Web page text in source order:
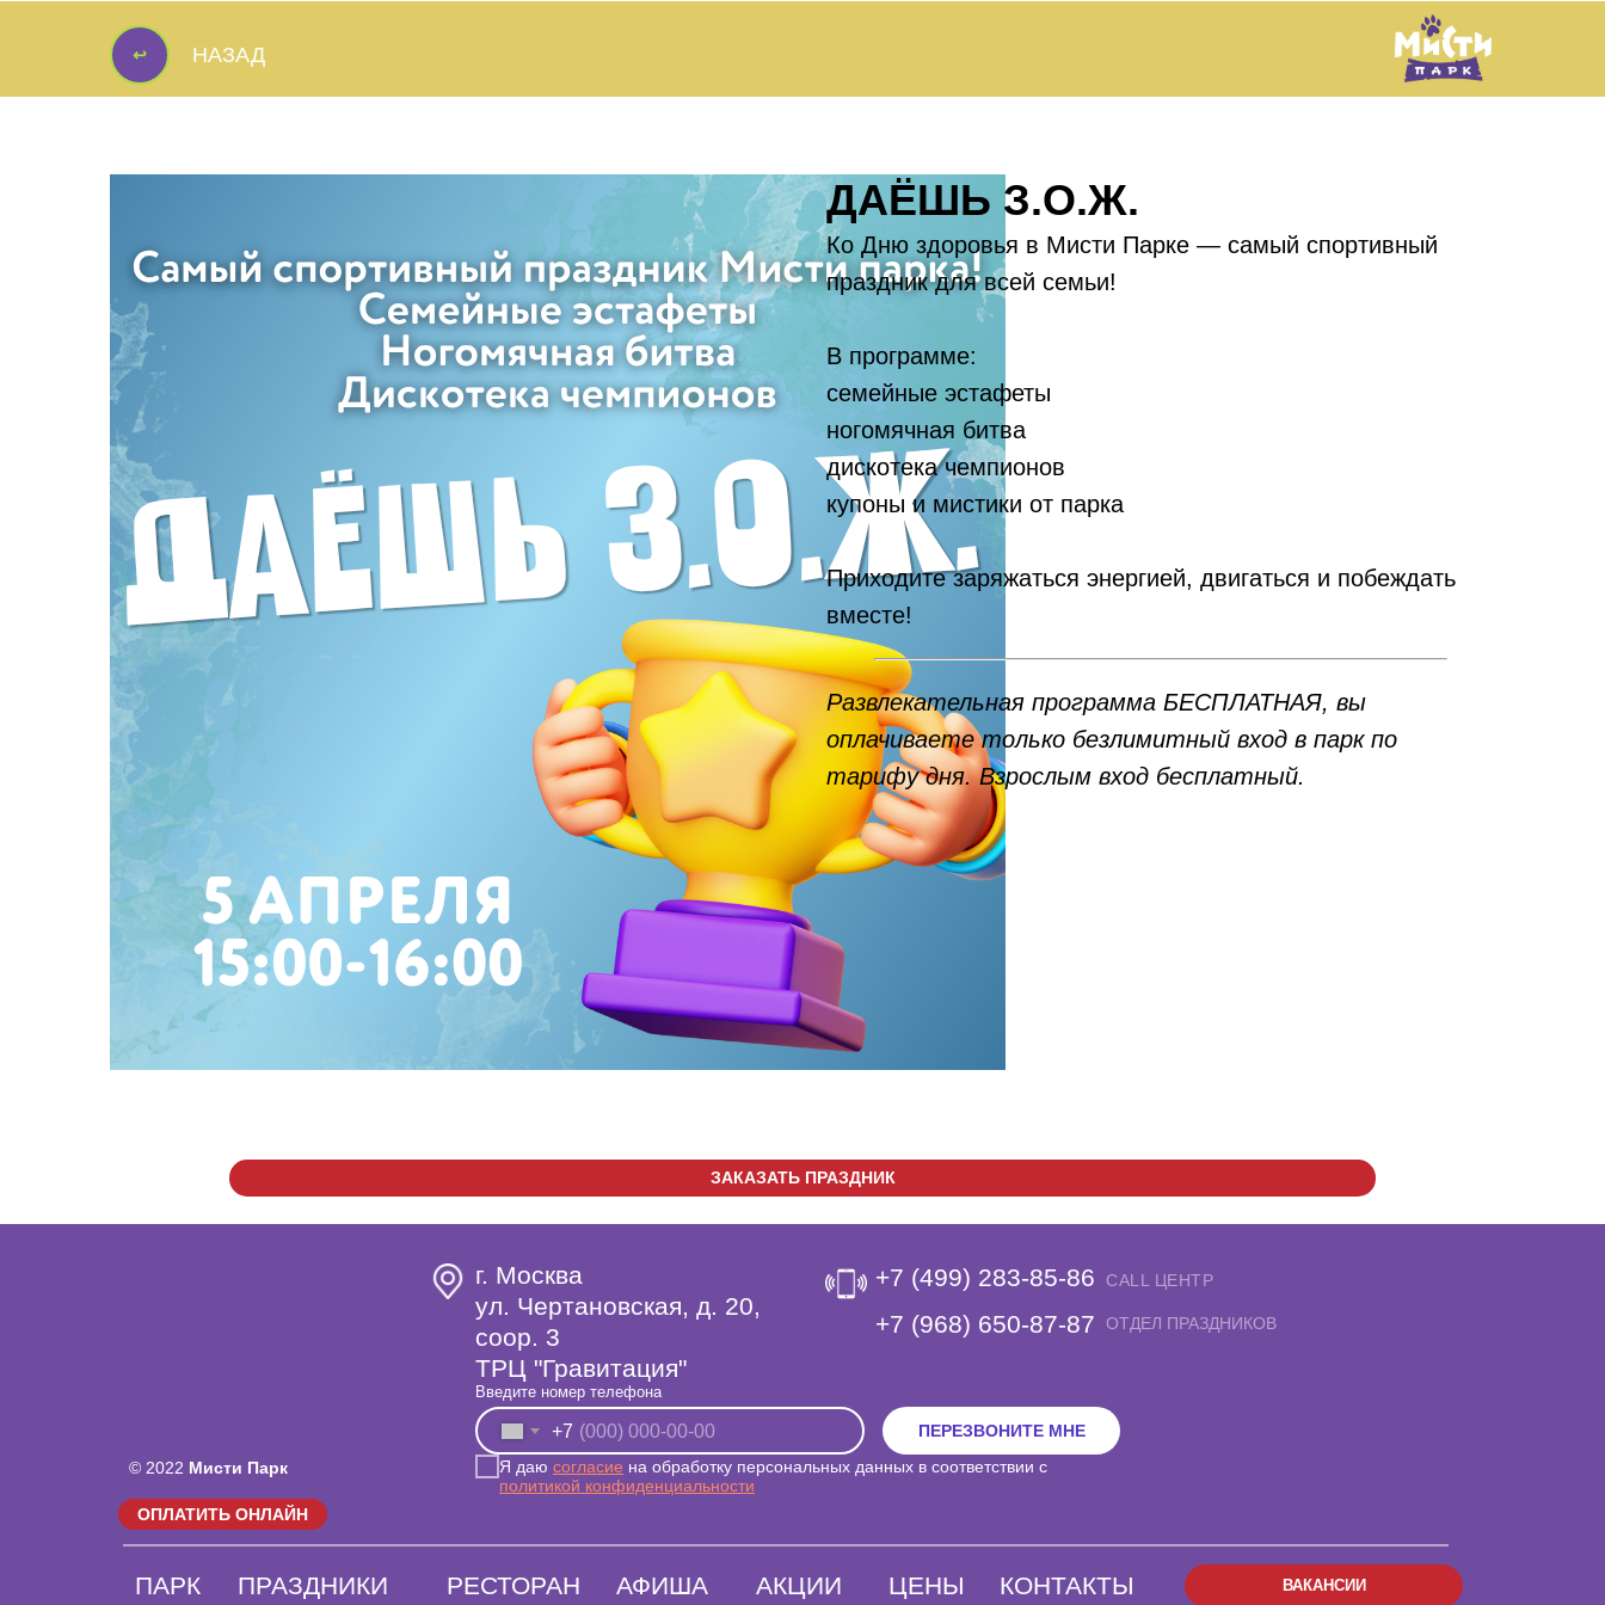
↩ НАЗАД
↩
ДАЁШЬ З.О.Ж.
Ко Дню здоровья в Мисти Парке — самый спортивный
праздник для всей семьи!
В программе:
семейные эстафеты
ногомячная битва
дискотека чемпионов
купоны и мистики от парка
Приходите заряжаться энергией, двигаться и побеждать
вместе!
Развлекательная программа БЕСПЛАТНАЯ, вы
оплачиваете только безлимитный вход в парк по
тарифу дня. Взрослым вход бесплатный.
ЗАКАЗАТЬ ПРАЗДНИК
Введите номер телефона
+7
Я даю согласие на обработку персональных данных в соответствии с
политикой конфиденциальности
ПЕРЕЗВОНИТЕ МНЕ
г. Москва
ул. Чертановская, д. 20,
coop. 3
ТРЦ "Гравитация"
+7 (499) 283-85-86
‎+7 (968) 650-87-87
ОТДЕЛ ПРАЗДНИКОВ
CALL ЦЕНТР
© 2022 Мисти Парк
ПАРК ПРАЗДНИКИ РЕСТОРАН ЦЕНЫ КОНТАКТЫ
АФИША АКЦИИ
ОПЛАТИТЬ ОНЛАЙН
ВАКАНСИИ